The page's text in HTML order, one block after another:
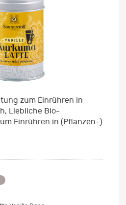
zum Einrühren in
Liebliche Bio-
Einrühren in (Pflanzen-)